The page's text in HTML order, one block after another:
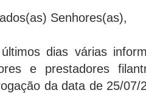
Senhores(as),
dias várias
e prestadores
da data de 25/07/